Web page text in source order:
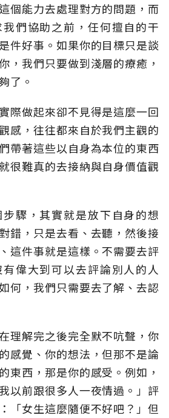
個能力去處理對方的問題，而
們協助之前，任何擅自的干
件好事。如果你的目標只是談
，我們只要做到淺層的療癒，
了。
際做起來卻不見得是這麼一回
感，往往都來自於我們主觀的
帶著這些以自身為本位的東西
很難真的去接納與自身價值觀
驟，其實就是放下自身的想
錯，只是去看、去聽，然後接
這件事就是這樣。不需要去評
偉大到可以去評論別人的人
何，我們只需要去了解、去認
理解完之後完全默不吭聲，你
感覺、你的想法，但那不是論
東西，那是你的感受。例如，
以前跟很多人一夜情過。」評
「女生這麼隨便不好吧？」但